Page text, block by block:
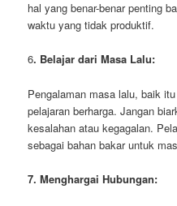
hal yang benar-benar penting
waktu yang tidak produktif.
6. Belajar dari Masa Lalu:
Pengalaman masa lalu, baik
pelajaran berharga. Jangan
kesalahan atau kegagalan.
sebagai bahan bakar untuk
7. Menghargai Hubungan: